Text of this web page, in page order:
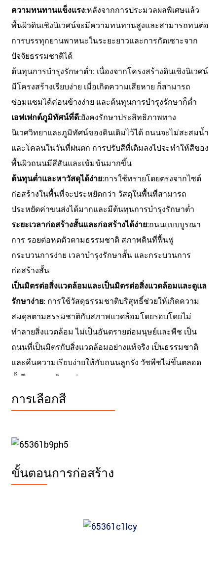
ความทนทานแข็งแรง:หลังจากการประมวลผลพิเศษแล้ว
พื้นผิวดินเชิงนิเวศน์จะมีความทนทานสูงและสามารถทนต่อ
การบรรทุกยานพาหนะในระยะยาวและการกัดเซาะจาก
ปัจจัยธรรมชาติได้
ต้นทุนการบำรุงรักษาต่ำ: เนื่องจากโครงสร้างดินเชิงนิเวศน์
มีโครงสร้างเรียบง่าย เมื่อเกิดความเสียหาย ก็สามารถ
ซ่อมแซมได้ค่อนข้างง่าย และต้นทุนการบำรุงรักษาก็ต่ำ
เอฟเฟกต์ภูมิทัศน์ที่ดี:ยังคงรักษาประสิทธิภาพทาง
นิเวศวิทยาและภูมิทัศน์ของดินเดิมไว้ได้ ถนนจะไม่สะสมน้ำ
และโคลนในวันที่ฝนตก การปรับสีที่เติมลงไปจะทำให้สีของ
พื้นผิวถนนมีสีสันและเข้มข้นมากขึ้น
ต้นทุนต่ำและหาวัสดุได้ง่าย:การใช้ทรายโดยตรงจากไซต์
ก่อสร้างในพื้นที่จะประหยัดกว่า วัสดุในพื้นที่สามารถ
ประหยัดค่าขนส่งได้มากและมีต้นทุนการบำรุงรักษาต่ำ
ระยะเวลาก่อสร้างสั้นและก่อสร้างได้ง่าย:ถนนแบบบูรณา
การ รอยต่อหดตัวตามธรรมชาติ สภาพดินที่ฟื้นฟู
กระบวนการง่าย เวลาบำรุงรักษาสั้น และกระบวนการ
ก่อสร้างสั้น
เป็นมิตรต่อสิ่งแวดล้อมและเป็นมิตรต่อสิ่งแวดล้อมและดูแล
รักษาง่าย: การใช้วัสดุธรรมชาติบริสุทธิ์ช่วยให้เกิดความ
สมดุลตามธรรมชาติกับสภาพแวดล้อมโดยรอบโดยไม่
ทำลายสิ่งแวดล้อม ไม่เป็นอันตรายต่อมนุษย์และพืช เป็น
ถนนที่เป็นมิตรกับสิ่งแวดล้อมอย่างแท้จริง เป็นธรรมชาติ
และคืนความเรียบง่ายให้กับถนนลูกรัง วัชพืชไม่ขึ้นตลอด
ทั้งปีและดูแลรักษาง่าย
การเลือกสี
ขั้นตอนการก่อสร้าง